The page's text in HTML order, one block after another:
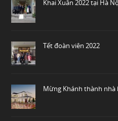
Khai Xuân 2022 tại Hà
Tết đoàn viên 2022
Mừng Khánh thành nhà